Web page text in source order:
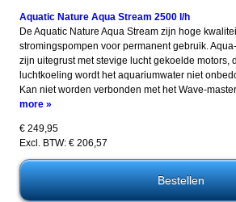
Aquatic Nature Aqua Stream 2500 l/h
De Aquatic Nature Aqua Stream zijn hoge
stromingspompen voor permanent gebruik.
zijn uitegrust met stevige lucht gekoelde motors,
luchtkoeling wordt het aquariumwater niet
Kan niet worden verbonden met het Wave-
more »
€ 249,95
Excl. BTW: € 206,57